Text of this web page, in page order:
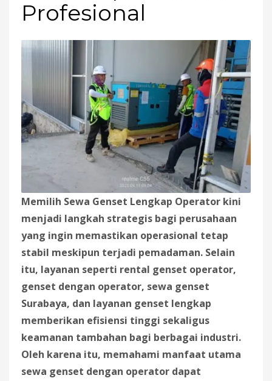
Profesional
Memilih Sewa Genset Lengkap Operator kini
menjadi langkah strategis bagi perusahaan
yang ingin memastikan operasional tetap
stabil meskipun terjadi pemadaman. Selain
itu, layanan seperti rental genset operator,
genset dengan operator, sewa genset
Surabaya, dan layanan genset lengkap
memberikan efisiensi tinggi sekaligus
keamanan tambahan bagi berbagai industri.
Oleh karena itu, memahami manfaat utama
sewa genset dengan operator dapat